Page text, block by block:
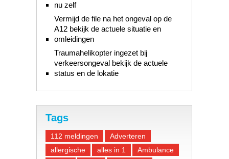
nu zelf
Vermijd de file na het ongeval op de
A12 bekijk de actuele situatie en
omleidingen
Traumahelikopter ingezet bij
verkeersongeval bekijk de actuele
status en de lokatie
Tags
112 meldingen
Adverteren
allergische
alles in 1
Ambulance